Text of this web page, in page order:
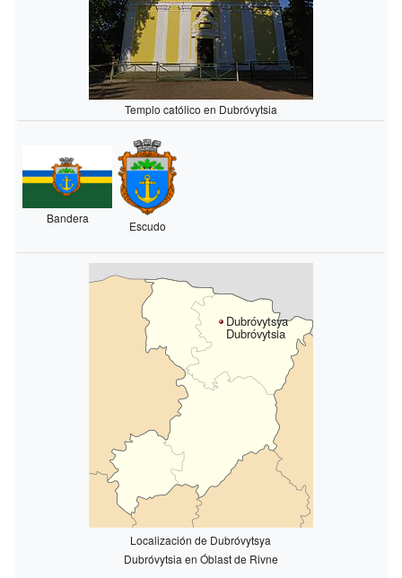
Templo católico en Dubróvytsia
Bandera
Escudo
Dubróvytsya
Dubróvytsia
Localización de Dubróvytsya
Dubróvytsia en Óblast de Rivne